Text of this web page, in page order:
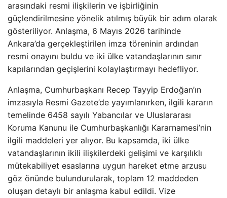
arasındaki resmi ilişkilerin ve işbirliğinin
güçlendirilmesine yönelik atılmış büyük bir adım olarak
gösteriliyor. Anlaşma, 6 Mayıs 2026 tarihinde
Ankara’da gerçekleştirilen imza töreninin ardından
resmi onayını buldu ve iki ülke vatandaşlarının sınır
kapılarından geçişlerini kolaylaştırmayı hedefliyor.
Anlaşma, Cumhurbaşkanı Recep Tayyip Erdoğan’ın
imzasıyla Resmi Gazete’de yayımlanırken, ilgili kararın
temelinde 6458 sayılı Yabancılar ve Uluslararası
Koruma Kanunu ile Cumhurbaşkanlığı Kararnamesi’nin
ilgili maddeleri yer alıyor. Bu kapsamda, iki ülke
vatandaşlarının ikili ilişkilerdeki gelişimi ve karşılıklı
mütekabiliyet esaslarına uygun hareket etme arzusu
göz önünde bulundurularak, toplam 12 maddeden
oluşan detaylı bir anlaşma kabul edildi. Vize